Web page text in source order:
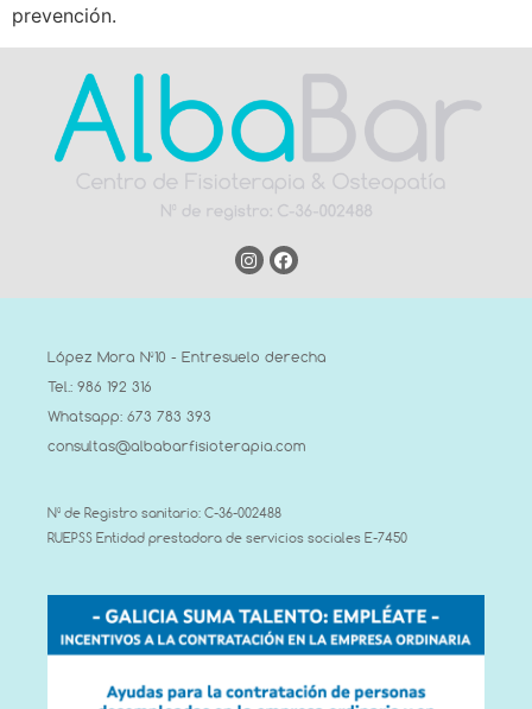
prevención.
López Mora Nº10 - Entresuelo derecha
Tel.: 986 192 316
Whatsapp: 673 783 393
consultas@albabarfisioterapia.com
Nº de Registro sanitario: C-36-002488
RUEPSS Entidad prestadora de servicios sociales E-7450